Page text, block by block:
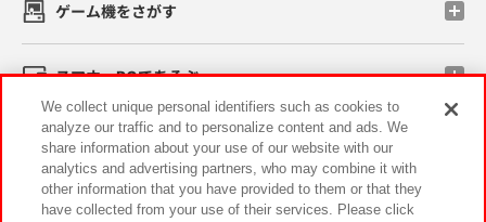
ゲーム機をさがす
スマホ・PCであそぶ
イベント・キャンペーン
We collect unique personal identifiers such as cookies to
analyze our traffic and to personalize content and ads. We
share information about your use of our website with our
analytics and advertising partners, who may combine it with
other information that you have provided to them or that they
have collected from your use of their services. Please click